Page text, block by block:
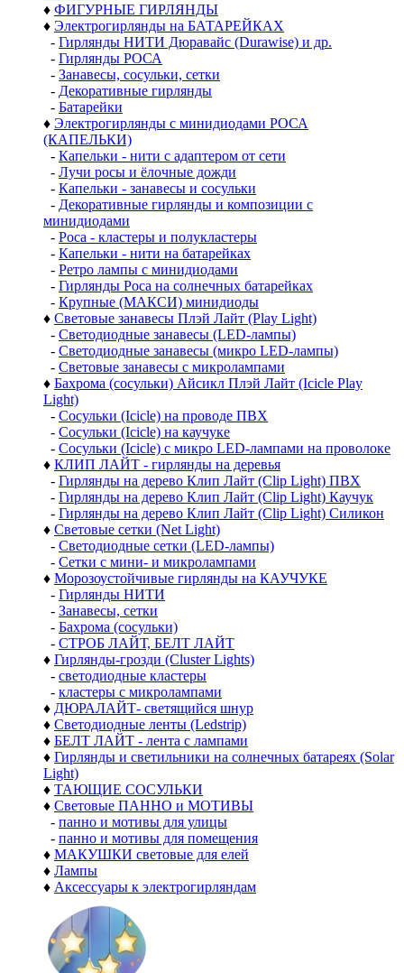
♦ ФИГУРНЫЕ ГИРЛЯНДЫ
♦ Электрогирлянды на БАТАРЕЙКАХ
- Гирлянды НИТИ Дюравайс (Durawise) и др.
- Гирлянды РОСА
- Занавесы, сосульки, сетки
- Декоративные гирлянды
- Батарейки
♦ Электрогирлянды с минидиодами РОСА
(КАПЕЛЬКИ)
- Капельки - нити с адаптером от сети
- Лучи росы и ёлочные дожди
- Капельки - занавесы и сосульки
- Декоративные гирлянды и композиции с
минидиодами
- Роса - кластеры и полукластеры
- Капельки - нити на батарейках
- Ретро лампы с минидиодами
- Гирлянды Роса на солнечных батарейках
- Крупные (МАКСИ) минидиоды
♦ Световые занавесы Плэй Лайт (Play Light)
- Светодиодные занавесы (LED-лампы)
- Светодиодные занавесы (микро LED-лампы)
- Световые занавесы с микролампами
♦ Бахрома (сосульки) Айсикл Плэй Лайт (Icicle Play
Light)
- Сосульки (Icicle) на проводе ПВХ
- Сосульки (Icicle) на каучуке
- Сосульки (Icicle) с микро LED-лампами на проволоке
♦ КЛИП ЛАЙТ - гирлянды на деревья
- Гирлянды на дерево Клип Лайт (Clip Light) ПВХ
- Гирлянды на дерево Клип Лайт (Clip Light) Каучук
- Гирлянды на дерево Клип Лайт (Clip Light) Силикон
♦ Световые сетки (Net Light)
- Светодиодные сетки (LED-лампы)
- Сетки с мини- и микролампами
♦ Морозоустойчивые гирлянды на КАУЧУКЕ
- Гирлянды НИТИ
- Занавесы, сетки
- Бахрома (сосульки)
- СТРОБ ЛАЙТ, БЕЛТ ЛАЙТ
♦ Гирлянды-грозди (Cluster Lights)
- светодиодные кластеры
- кластеры с микролампами
♦ ДЮРАЛАЙТ- светящийся шнур
♦ Светодиодные ленты (Ledstrip)
♦ БЕЛТ ЛАЙТ - лента с лампами
♦ Гирлянды и светильники на солнечных батареях (Solar
Light)
♦ ТАЮЩИЕ СОСУЛЬКИ
♦ Световые ПАННО и МОТИВЫ
- панно и мотивы для улицы
- панно и мотивы для помещения
♦ МАКУШКИ световые для елей
♦ Лампы
♦ Аксессуары к электрогирляндам